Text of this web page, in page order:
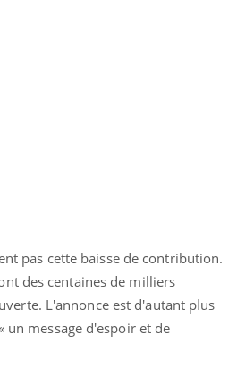
pas cette baisse de contribution.
des centaines de milliers
L'annonce est d'autant plus
un message d'espoir et de